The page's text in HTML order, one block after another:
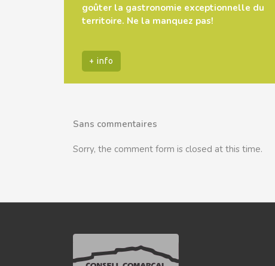
goûter la gastronomie exceptionnelle du
territoire. Ne la manquez pas!
+ info
Sans commentaires
Sorry, the comment form is closed at this time.